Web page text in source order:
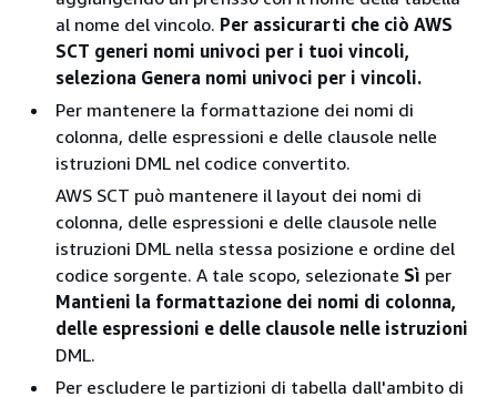
al nome del vincolo. Per assicurarti che ciò AWS
SCT generi nomi univoci per i tuoi vincoli,
seleziona Genera nomi univoci per i vincoli.
Per mantenere la formattazione dei nomi di
colonna, delle espressioni e delle clausole nelle
istruzioni DML nel codice convertito.
AWS SCT può mantenere il layout dei nomi di
colonna, delle espressioni e delle clausole nelle
istruzioni DML nella stessa posizione e ordine del
codice sorgente. A tale scopo, selezionate Sì per
Mantieni la formattazione dei nomi di colonna,
delle espressioni e delle clausole nelle istruzioni
DML.
Per escludere le partizioni di tabella dall'ambito di